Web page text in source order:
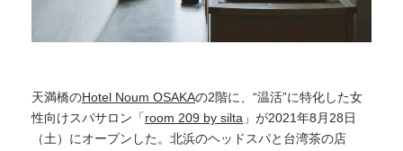
天満橋のHotel Noum OSAKAの2階に、“温活”に特化した女
性向けスパサロン「room 209 by silta 」が2021年8月28日
（土）にオープンした。北浜のヘッドスパと台湾茶の店